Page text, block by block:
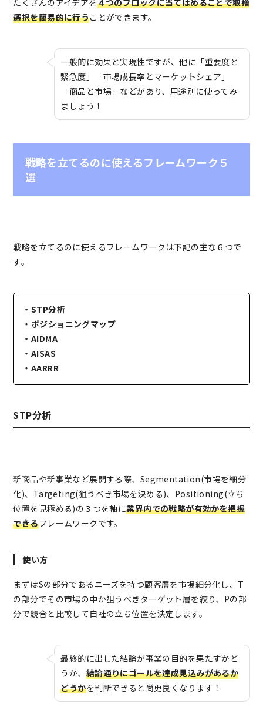
たくさんのアイデアを４つのブロックに当てはめることで取捨
選択を簡易的に行うことができます。
一般的に効果と実現性ですが、他に「重要度と
緊急度」「市場成長率とマーケットシェア」
「商品と市場」などがあり、用途別に使ってみ
ましょう！
戦略を立てるのに使えるフレームワーク５
選
戦略を立てるのに使えるフレームワークは下記の主な６つで
す。
・STP分析
・ポジショニングマップ
・AIDMA
・AISAS
・AARRR
STP分析
新商品や新事業など展開する際、Segmentation(市場を細分
化)、Targeting(狙うべき市場を決める)、Positioning(立ち
位置を見極める)の３つを軸に業界内での戦略が有効かを把握
できるフレームワークです。
使い方
まずはSの部分であるニーズを持つ顧客層を市場細分化し、T
の部分でその市場の中か狙うべきターゲット層を絞り、Pの部
分で競合と比較して自社の立ち位置を決定します。
最終的に出した結論が事業の目的を果たすかど
うか、 結論通りにゴールを達成見込みがあるか
どうかを判断できると尚更良くなります！